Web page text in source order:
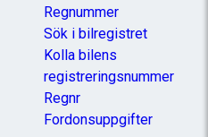
Regnummer
Sök i bilregistret
Kolla bilens
registreringsnummer
Regnr
Fordonsuppgifter